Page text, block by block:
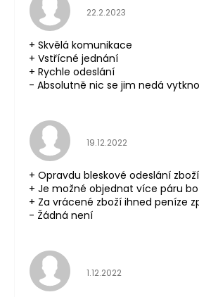
Hodnocení obchodu je
22.2.2023
+ Skvělá komunikace
+ Vstřícné jednání
+ Rychle odeslání
- Absolutně nic se jim nedá
Hodnocení obchodu je
19.12.2022
+ Opravdu bleskové odeslání zboží
+ Je možné objednat více páru
+ Za vrácené zboží ihned peníze
- Žádná není
Hodnocení obchodu je
1.12.2022